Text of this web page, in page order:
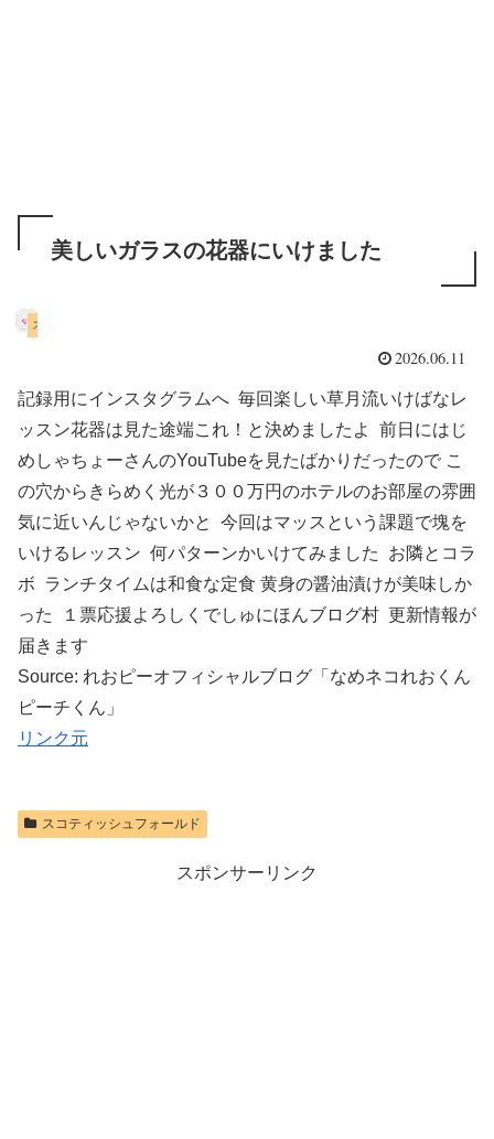
美しいガラスの花器にいけました
2026.06.11
記録用にインスタグラムへ 毎回楽しい草月流いけばなレ
ッスン花器は見た途端これ！と決めましたよ 前日にはじ
めしゃちょーさんのYouTubeを見たばかりだったので こ
の穴からきらめく光が３００万円のホテルのお部屋の雰囲
気に近いんじゃないかと 今回はマッスという課題で塊を
いけるレッスン 何パターンかいけてみました お隣とコラ
ボ ランチタイムは和食な定食 黄身の醤油漬けが美味しか
った １票応援よろしくでしゅにほんブログ村 更新情報が
届きます
Source: れおピーオフィシャルブログ「なめネコれおくん
ピーチくん」
リンク元
スコティッシュフォールド
スポンサーリンク